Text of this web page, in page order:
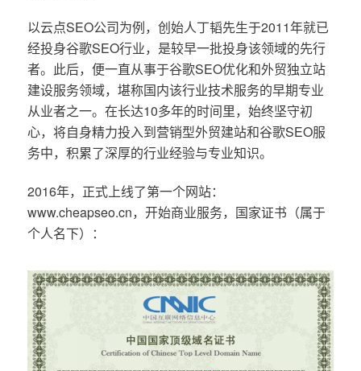
以云点SEO公司为例，创始人丁韬先生于2011年就已
经投身谷歌SEO行业，是较早一批投身该领域的先行
者。此后，便一直从事于谷歌SEO优化和外贸独立站
建设服务领域，堪称国内该行业技术服务的早期专业
从业者之一。在长达10多年的时间里，始终坚守初
心，将自身精力投入到营销型外贸建站和谷歌SEO服
务中，积累了深厚的行业经验与专业知识。
2016年，正式上线了第一个网站：
www.cheapseo.cn，开始商业服务，国家证书（属于
个人名下）：